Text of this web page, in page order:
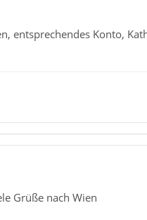
entsprechendes Konto,
Grüße nach Wien